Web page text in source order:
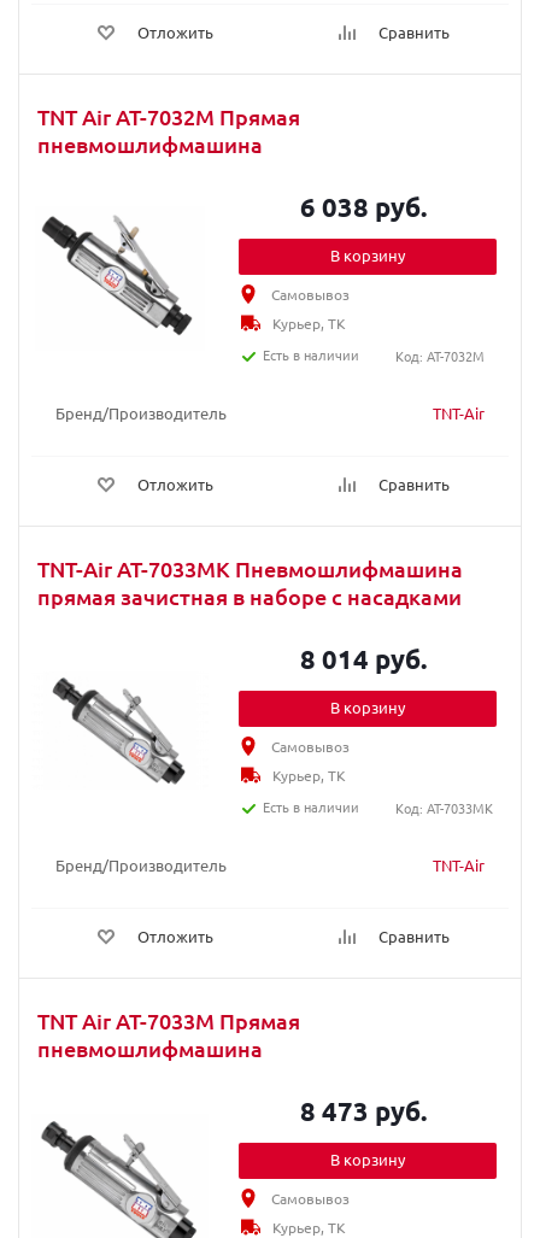
Отложить Сравнить
TNT Air AT-7032M Прямая
пневмошлифмашина
Бренд/Производитель TNT-Air
Отложить Сравнить
6 038 руб.
В корзину
Самовывоз
Курьер, ТК
Есть в наличии
Код: AT-7032M
TNT-Air AT-7033MK Пневмошлифмашина
прямая зачистная в наборе с насадками
Бренд/Производитель TNT-Air
Отложить Сравнить
8 014 руб.
В корзину
Самовывоз
Курьер, ТК
Есть в наличии
Код: AT-7033MK
TNT Air AT-7033M Прямая
пневмошлифмашина
8 473 руб.
В корзину
Самовывоз
Курьер, ТК